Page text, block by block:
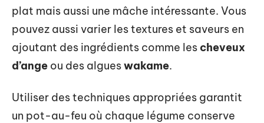
plat mais aussi une mâche intéressante. Vous
pouvez aussi varier les textures et saveurs en
ajoutant des ingrédients comme les cheveux
d’ange ou des algueswakame.
Utiliser des techniques appropriées garantit
un pot-au-feu où chaque légume conserve